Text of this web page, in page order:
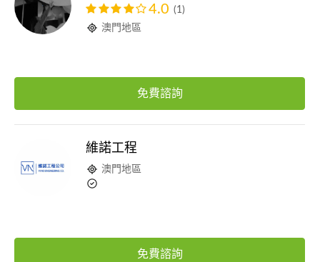
4.0 (1)
澳門地區
免費諮詢
維諾工程
澳門地區
免費諮詢